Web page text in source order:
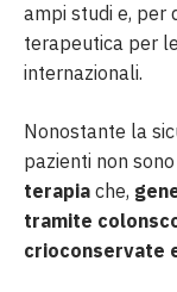
ampi studi e, per
terapeutica per
internazionali.
Nonostante la
pazienti non
terapia che,
tramite
crioconservate